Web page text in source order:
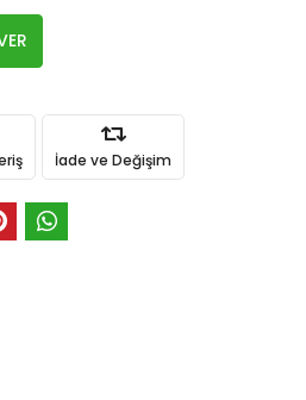
İade ve Değişim